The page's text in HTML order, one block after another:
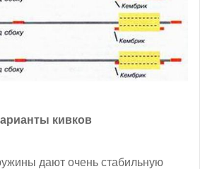
кивков
дают очень стабильную